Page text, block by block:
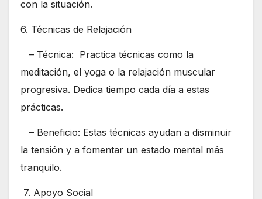
con la situación.
6. Técnicas de Relajación
– Técnica: Practica técnicas como la
meditación, el yoga o la relajación muscular
progresiva. Dedica tiempo cada día a estas
prácticas.
– Beneficio: Estas técnicas ayudan a disminuir
la tensión y a fomentar un estado mental más
tranquilo.
7. Apoyo Social